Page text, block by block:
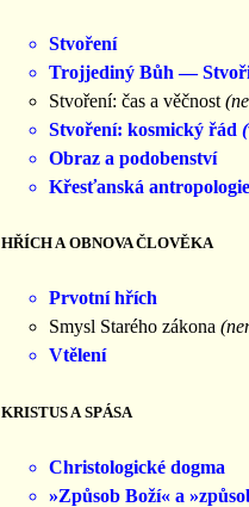
Stvoření
Trojjediný Bůh —
Stvoření: čas a věčnost
Stvoření: kosmický řád
Obraz a podobenství
Křesťanská antropologie
HŘÍCH A OBNOVA ČLOVĚKA
Prvotní hřích
Smysl Starého zákona
Vtělení
KRISTUS A SPÁSA
Christologické dogma
»Způsob Boží« a